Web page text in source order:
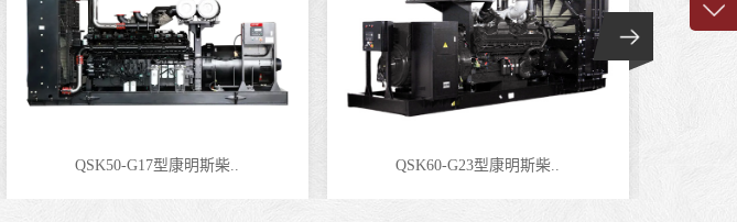
QSK50-G17型康明斯柴.. QSK60-G23型康明斯柴..
客服